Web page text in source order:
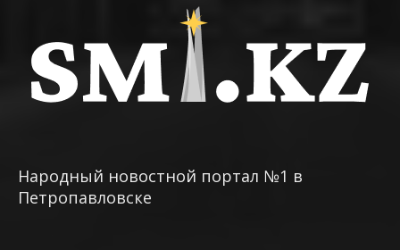
Народный новостной портал №1 в
Петропавловске